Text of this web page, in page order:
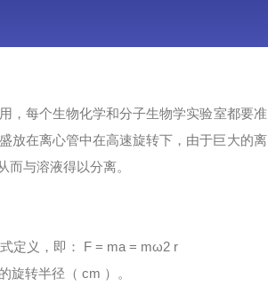
，每个生物化学和分子生物学实验室都要准
放在离心管中在高速旋转下，由于巨大的离
与溶液得以分离。
定义，即： F = ma = mω2 r
转半径（ cm ）。